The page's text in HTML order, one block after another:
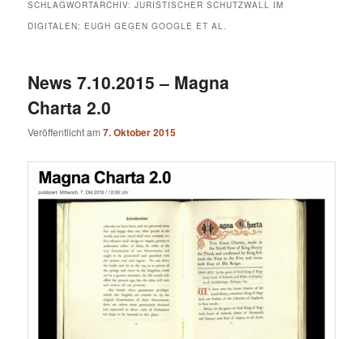
SCHLAGWORTARCHIV:JURISTISCHER SCHUTZWALL IM
DIGITALEN: EUGH GEGEN GOOGLE ET AL.
News 7.10.2015 – Magna
Charta 2.0
Veröffentlicht am7. Oktober 2015